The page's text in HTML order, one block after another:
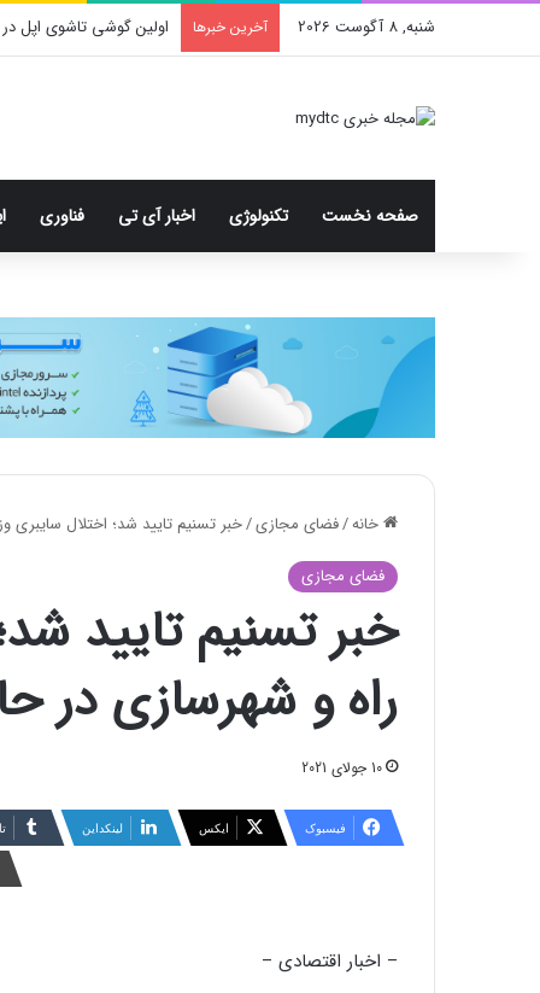
شنبه, 8 آگوست 2026 آخرین خبرها اولین گوشی تاشوی اپل
صفحه نخست تکنولوژی اخبار آی تی فناوری
خانه/فضای مجازی/خبر تسنیم تایید شد؛ اختلال
فضای مجازی
خبر تسنیم تایید
راه و شهرسازی در
10 جولای 2021
فیسبوک ایکس لینکداین
– اخبار اقتصادی –